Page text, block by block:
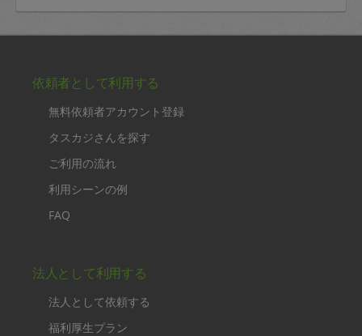
依頼者として利用する
無料依頼者アカウント登録
タスカジさんを探す
ご利用の流れ
利用シーンの例
FAQ
法人として利用する
法人として依頼する
福利厚生プラン